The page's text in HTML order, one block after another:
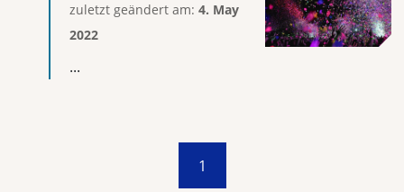
zuletzt geändert am: 4. May
2022
...
1